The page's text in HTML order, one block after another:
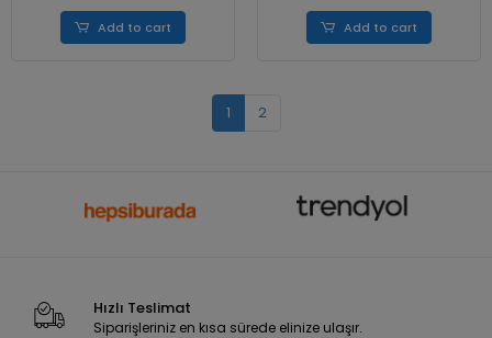
Add to cart Add to cart
1 2
Hızlı Teslimat
Siparişleriniz en kısa sürede elinize ulaşır.